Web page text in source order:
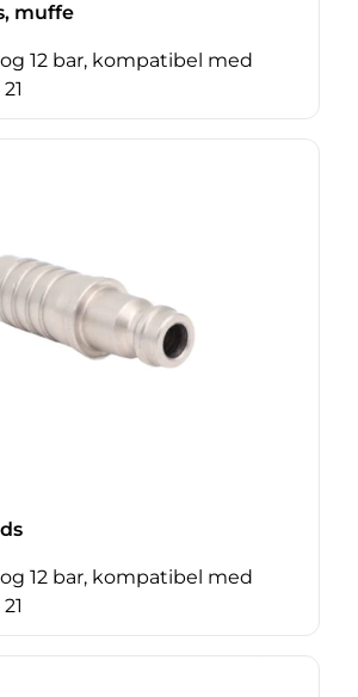
muffe
og 12 bar, kompatibel med
og 12 bar, kompatibel med